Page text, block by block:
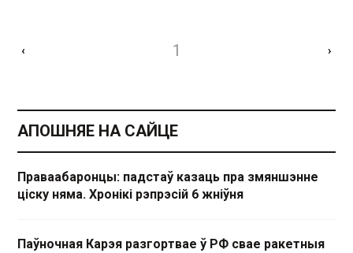
‹ 1 ›
АПОШНЯЕ НА САЙЦЕ
Праваабаронцы: падстаў казаць пра змяншэнне
ціску няма. Хронікі рэпрэсій 6 жніўня
Паўночная Карэя разгортвае ў РФ свае ракетныя